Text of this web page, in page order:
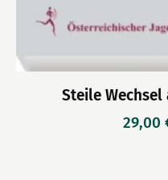
Steile
29,00